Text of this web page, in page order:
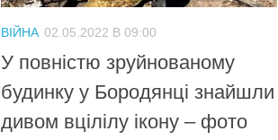
ВІЙНА 02.05.2022 В 09:00
У повністю зруйнованому
будинку у Бородянці знайшли
дивом вцілілу ікону – фото